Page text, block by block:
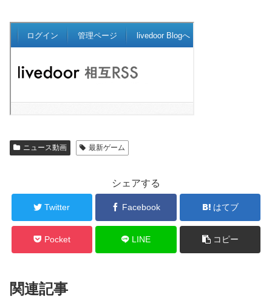
ニュース動画 最新ゲーム
シェアする
Twitter Facebook はてブ
Pocket LINE コピー
関連記事